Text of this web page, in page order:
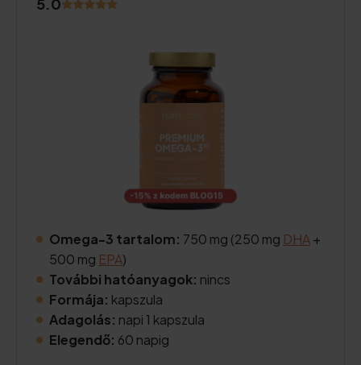
Omega-3 tartalom: 750 mg (250 mg DHA+
500 mg EPA)
További hatóanyagok: nincs
Formája: kapszula
Adagolás: napi 1 kapszula
Elegendő: 60 napig